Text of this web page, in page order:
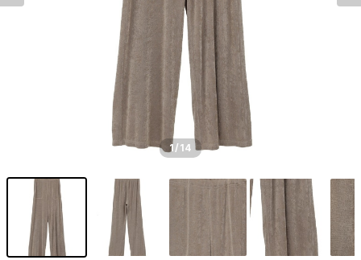
1/14